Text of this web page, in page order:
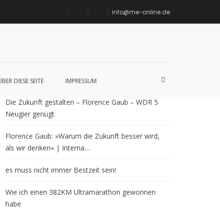
info@me-online.de
DIESE SEITE IMPRESSUM
Such-
Neueste Beiträge
Die Zukunft gestalten – Florence Gaub – WDR 5
Neugier genügt
Florence Gaub: »Warum die Zukunft besser wird,
als wir denken« | Interna…
es muss nicht immer Bestzeit sein!
Wie ich einen 382KM Ultramarathon gewonnen
habe